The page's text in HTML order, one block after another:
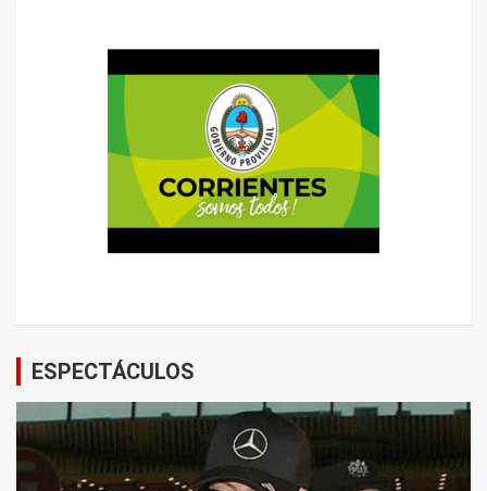
ESPECTÁCULOS